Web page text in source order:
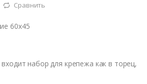
Сравнить
60х45
набор для крепежа как в торец,